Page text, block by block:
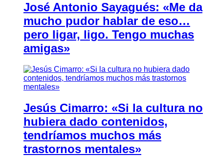
José Antonio Sayagués: «Me da
mucho pudor hablar de eso…
pero ligar, ligo. Tengo muchas
amigas»
Jesús Cimarro: «Si la cultura no
hubiera dado contenidos,
tendríamos muchos más
trastornos mentales»